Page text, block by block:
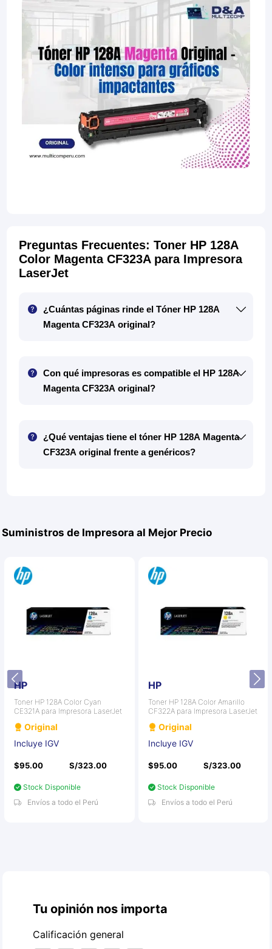
Preguntas Frecuentes: Toner HP 128A
Color Magenta CF323A para Impresora
LaserJet
¿Cuántas páginas rinde el Tóner HP 128A
Magenta CF323A original?
Con qué impresoras es compatible el HP 128A
Magenta CF323A original?
¿Qué ventajas tiene el tóner HP 128A Magenta
CF323A original frente a genéricos?
Suministros de Impresora al Mejor Precio
HP
Toner HP 128A Color Cyan
CE321A para Impresora LaserJet
Original
Incluye IGV
$95.00 S/323.00
Stock Disponible
Envíos a todo el Perú
HP
Toner HP 128A Color Amarillo
CF322A para Impresora LaserJet
Original
Incluye IGV
$95.00 S/323.00
Stock Disponible
Envíos a todo el Perú
Tu opinión nos importa
Calificación general